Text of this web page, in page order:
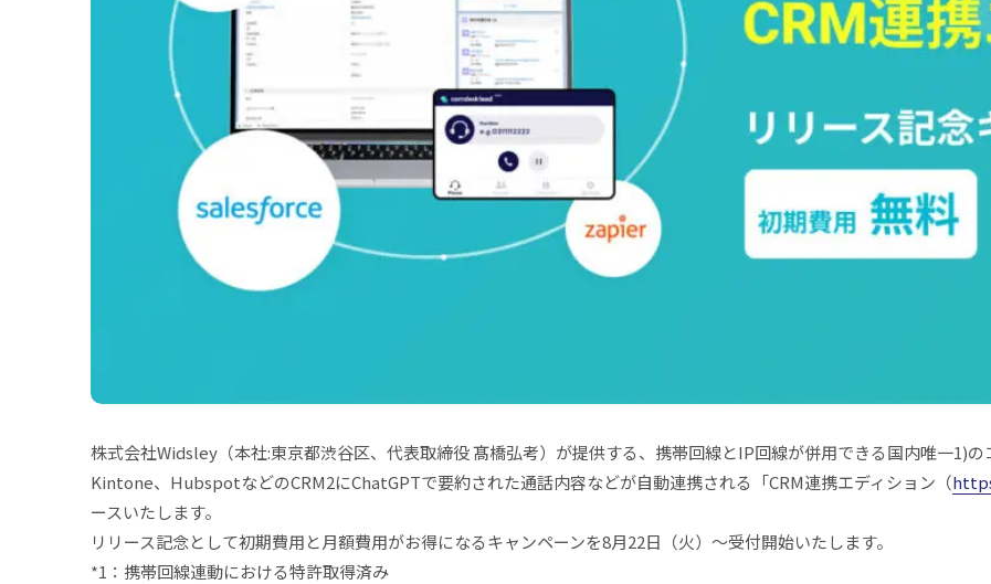
株式会社Widsley（本社:東京都渋谷区、代表取締役 髙橋弘考）が提供する、携帯回線とIP回線が併用できる国内唯一1)
Kintone、HubspotなどのCRM2にChatGPTで要約された通話内容などが自動連携される「CRM連携エディション（
ースいたします。
リリース記念として初期費用と月額費用がお得になるキャンペーンを8月22日（火）〜受付開始いたします。
*1：携帯回線連動における特許取得済み